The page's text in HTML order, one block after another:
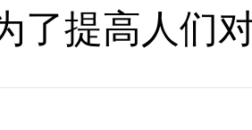
了提高人们